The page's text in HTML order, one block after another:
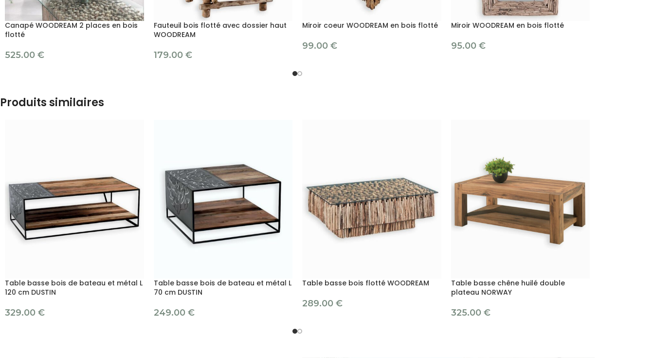
Canapé WOODREAM 2 places en bois
flotté
525.00 €
Fauteuil bois flotté avec dossier haut
WOODREAM
179.00 €
Miroir coeur WOODREAM en bois flotté
99.00 €
Miroir WOODREAM en bois flotté
95.00 €
Produits similaires
Table basse bois de bateau et métal L
120 cm DUSTIN
329.00 €
Table basse bois de bateau et métal L
70 cm DUSTIN
249.00 €
Table basse bois flotté WOODREAM
289.00 €
Table basse chêne huilé double
plateau NORWAY
325.00 €